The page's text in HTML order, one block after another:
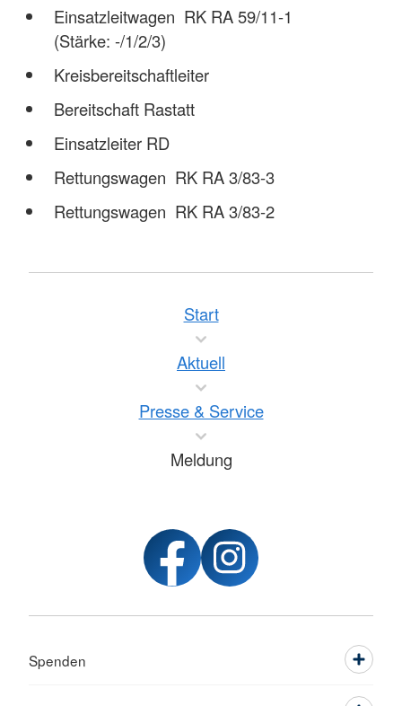
Einsatzleitwagen RK RA 59/11-1
(Stärke: -/1/2/3)
Kreisbereitschaftleiter
Bereitschaft Rastatt
Einsatzleiter RD
Rettungswagen RK RA 3/83-3
Rettungswagen RK RA 3/83-2
Start
Aktuell
Presse & Service
Meldung
Spenden